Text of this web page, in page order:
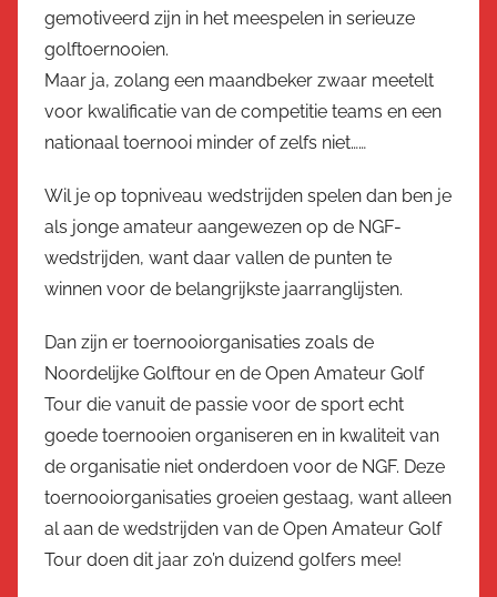
gemotiveerd zijn in het meespelen in serieuze
golftoernooien.
Maar ja, zolang een maandbeker zwaar meetelt
voor kwalificatie van de competitie teams en een
nationaal toernooi minder of zelfs niet……
Wil je op topniveau wedstrijden spelen dan ben je
als jonge amateur aangewezen op de NGF-
wedstrijden, want daar vallen de punten te
winnen voor de belangrijkste jaarranglijsten.
Dan zijn er toernooiorganisaties zoals de
Noordelijke Golftour en de Open Amateur Golf
Tour die vanuit de passie voor de sport echt
goede toernooien organiseren en in kwaliteit van
de organisatie niet onderdoen voor de NGF. Deze
toernooiorganisaties groeien gestaag, want alleen
al aan de wedstrijden van de Open Amateur Golf
Tour doen dit jaar zo’n duizend golfers mee!